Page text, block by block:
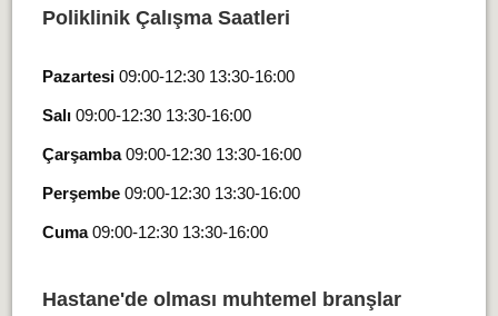
Poliklinik Çalışma Saatleri
Pazartesi09:00-12:30 13:30-16:00
Salı09:00-12:30 13:30-16:00
Çarşamba09:00-12:30 13:30-16:00
Perşembe09:00-12:30 13:30-16:00
Cuma09:00-12:30 13:30-16:00
Hastane'de olması muhtemel branşlar